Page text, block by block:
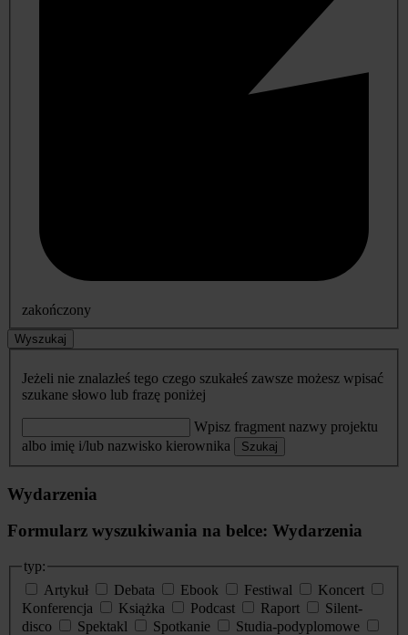
zakończony
Wyszukaj
Jeżeli nie znalazłeś tego czego szukałeś zawsze możesz wpisać
szukane słowo lub frazę poniżej
Wpisz fragment nazwy projektu
albo imię i/lub nazwisko kierownika
Szukaj
Wydarzenia
Formularz wyszukiwania na belce: Wydarzenia
typ:
Artykuł
Debata Ebook Festiwal
Koncert
Konferencja
Książka Podcast Raport
Silent-
disco
Spektakl Spotkanie
Studia-podyplomowe